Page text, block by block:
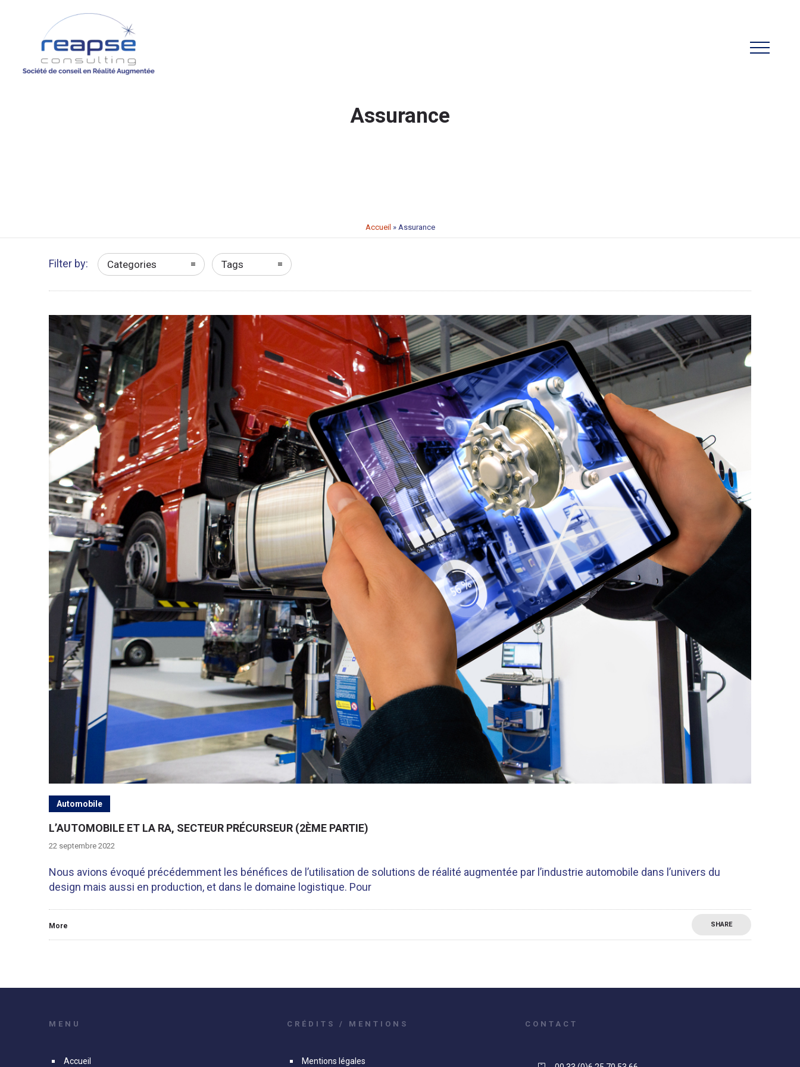
Assurance
Accueil » Assurance
Filter by: Categories Tags
Automobile
L’AUTOMOBILE ET LA RA, SECTEUR PRÉCURSEUR (2ÈME PARTIE)
22 septembre 2022
Nous avions évoqué précédemment les bénéfices de l’utilisation de solutions de réalité augmentée par l’industrie automobile dans l’univers du
design mais aussi en production, et dans le domaine logistique. Pour
More SHARE
MENU
Accueil
CRÉDITS / MENTIONS
Mentions légales
CONTACT